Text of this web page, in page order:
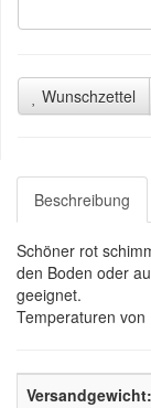
Wunschzettel
Beschreibung
Schöner rot
den Boden oder
geeignet.
Temperaturen von
Versandgewicht: